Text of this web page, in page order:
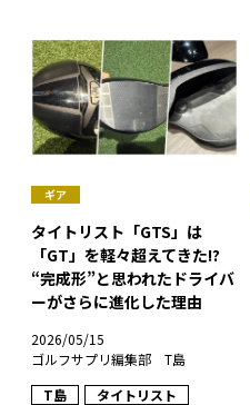
ギア
タイトリスト「GTS」は
「GT」を軽々超えてきた!?
“完成形”と思われたドライバ
ーがさらに進化した理由
2026/05/15
ゴルフサプリ編集部 T島
T島
タイトリスト